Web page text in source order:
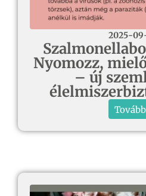
2025-
Nyomozz,
– új